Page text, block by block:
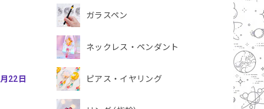
ガラスペン
ネックレス・ペンダント
ピアス・イヤリング
22日